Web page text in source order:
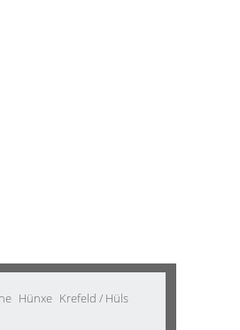
Hünxe Krefeld / Hüls